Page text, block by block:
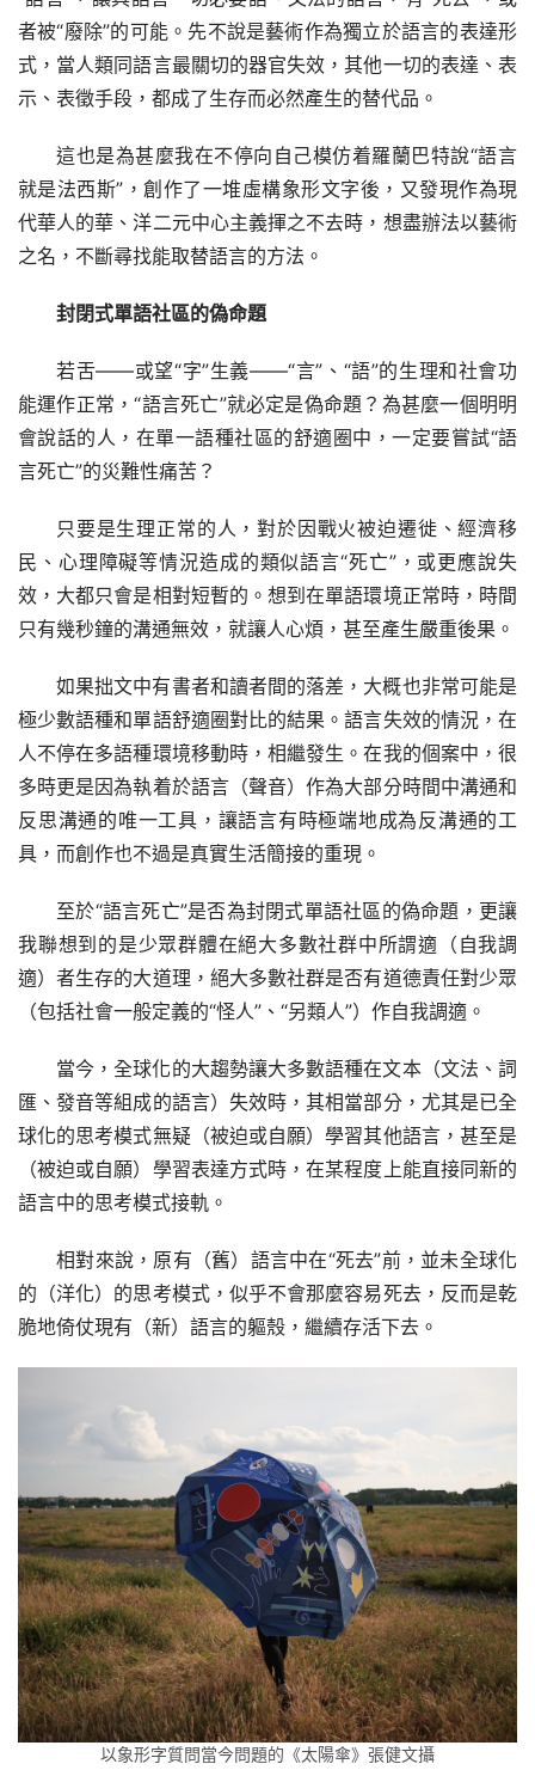
者被“廢除”的可能。先不說是藝術作為獨立於語言的表達形
式，當人類同語言最關切的器官失效，其他一切的表達、表
示、表徵手段，都成了生存而必然產生的替代品。
這也是為甚麼我在不停向自己模仿着羅蘭巴特說“語言
就是法西斯”，創作了一堆虛構象形文字後，又發現作為現
代華人的華、洋二元中心主義揮之不去時，想盡辦法以藝術
之名，不斷尋找能取替語言的方法。
封閉式單語社區的偽命題
若舌——或望“字”生義——“言”、“語”的生理和社會功
能運作正常，“語言死亡”就必定是偽命題？為甚麼一個明明
會說話的人，在單一語種社區的舒適圈中，一定要嘗試“語
言死亡”的災難性痛苦？
只要是生理正常的人，對於因戰火被迫遷徙、經濟移
民、心理障礙等情況造成的類似語言“死亡”，或更應說失
效，大都只會是相對短暫的。想到在單語環境正常時，時間
只有幾秒鐘的溝通無效，就讓人心煩，甚至產生嚴重後果。
如果拙文中有書者和讀者間的落差，大概也非常可能是
極少數語種和單語舒適圈對比的結果。語言失效的情況，在
人不停在多語種環境移動時，相繼發生。在我的個案中，很
多時更是因為執着於語言（聲音）作為大部分時間中溝通和
反思溝通的唯一工具，讓語言有時極端地成為反溝通的工
具，而創作也不過是真實生活簡接的重現。
至於“語言死亡”是否為封閉式單語社區的偽命題，更讓
我聯想到的是少眾群體在絕大多數社群中所謂適（自我調
適）者生存的大道理，絕大多數社群是否有道德責任對少眾
（包括社會一般定義的“怪人”、“另類人”）作自我調適。
當今，全球化的大趨勢讓大多數語種在文本（文法、詞
匯、發音等組成的語言）失效時，其相當部分，尤其是已全
球化的思考模式無疑（被迫或自願）學習其他語言，甚至是
（被迫或自願）學習表達方式時，在某程度上能直接同新的
語言中的思考模式接軌。
相對來說，原有（舊）語言中在“死去”前，並未全球化
的（洋化）的思考模式，似乎不會那麼容易死去，反而是乾
脆地倚仗現有（新）語言的軀殼，繼續存活下去。
以象形字質問當今問題的《太陽傘》張健文攝